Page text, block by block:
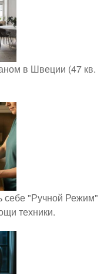
в Швеции (47 кв.
себе "Ручной Режим"
техники.